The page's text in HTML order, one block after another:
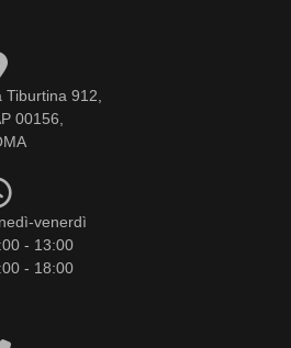
Tiburtina 912,
00156,
venerdì
- 13:00
- 18:00